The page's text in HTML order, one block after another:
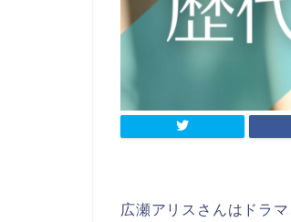
広瀬アリスさんはドラ